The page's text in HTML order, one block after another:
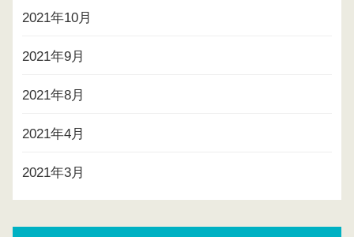
2021年10月
2021年9月
2021年8月
2021年4月
2021年3月